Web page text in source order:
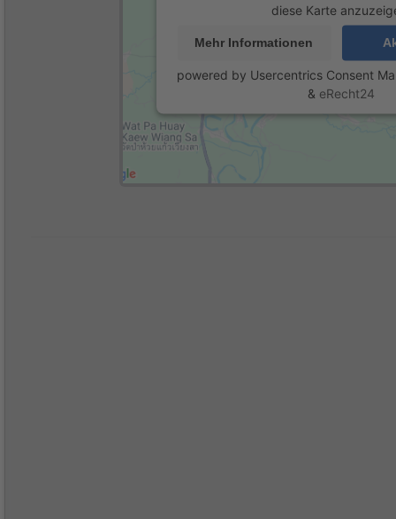
diese Karte
Mehr Informationen
powered by Usercentrics Consent
& eRecht24